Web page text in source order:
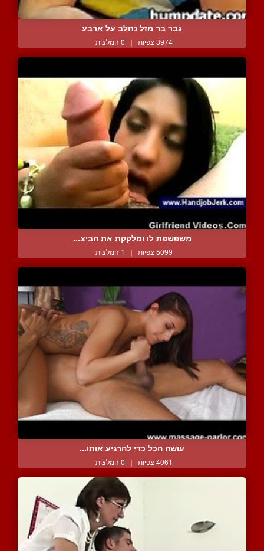
גבר בר מזל נחלב על ארבע
3974 צפיות | 0 המלצות
משפשפת לו ומלקקת את הביצ...
5099 צפיות | 1 המלצות
עושה הכל כדי להרגיע אותו...
4061 צפיות | 0 המלצות